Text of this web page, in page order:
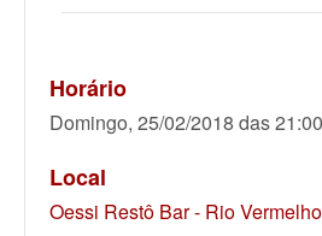
Horário
Domingo, 25/02/2018 das
Local
Oessi Restô Bar - Rio Vermelho